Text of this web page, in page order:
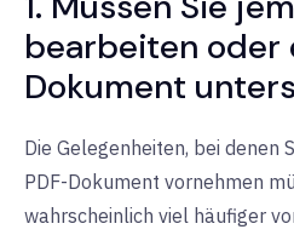
bearbeiten oder
Dokument
Die Gelegenheiten, bei denen
PDF-Dokument vornehmen
wahrscheinlich viel häufiger